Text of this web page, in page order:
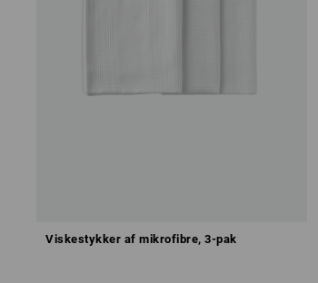
Viskestykker af mikrofibre, 3-pak